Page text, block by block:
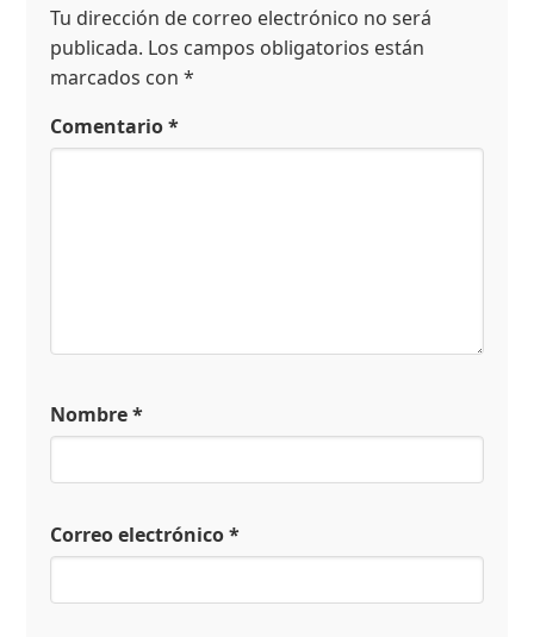
Tu dirección de correo electrónico no será
publicada. Los campos obligatorios están
marcados con*
Comentario*
Nombre*
Correo electrónico*